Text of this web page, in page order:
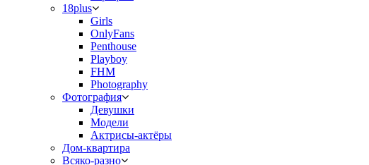
18plus
Girls
OnlyFans
Penthouse
Playboy
FHM
Photography
Фотография
Девушки
Модели
Актрисы-актёры
Дом-квартира
Всяко-разно